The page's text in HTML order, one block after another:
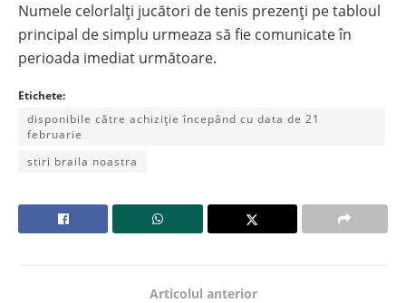
Numele celorlalți jucători de tenis prezenți pe tabloul
principal de simplu urmeaza să fie comunicate în
perioada imediat următoare.
Etichete:
disponibile către achiziție începând cu data de 21
februarie
stiri braila noastra
Articolul anterior